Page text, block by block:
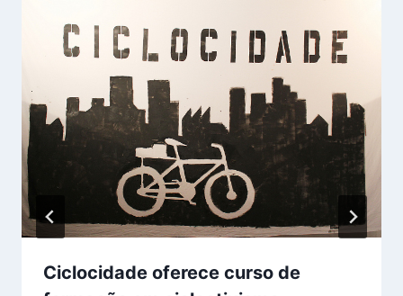
Ciclocidade oferece curso de